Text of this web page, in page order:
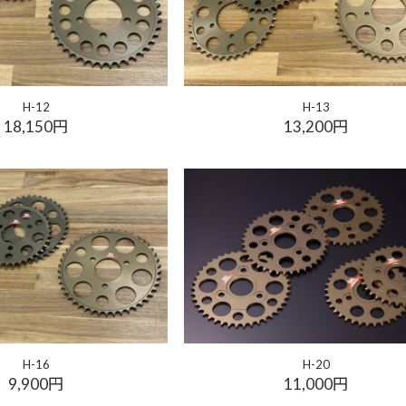
H-12
18,150円
H-13
13,200円
H-16
9,900円
H-20
11,000円